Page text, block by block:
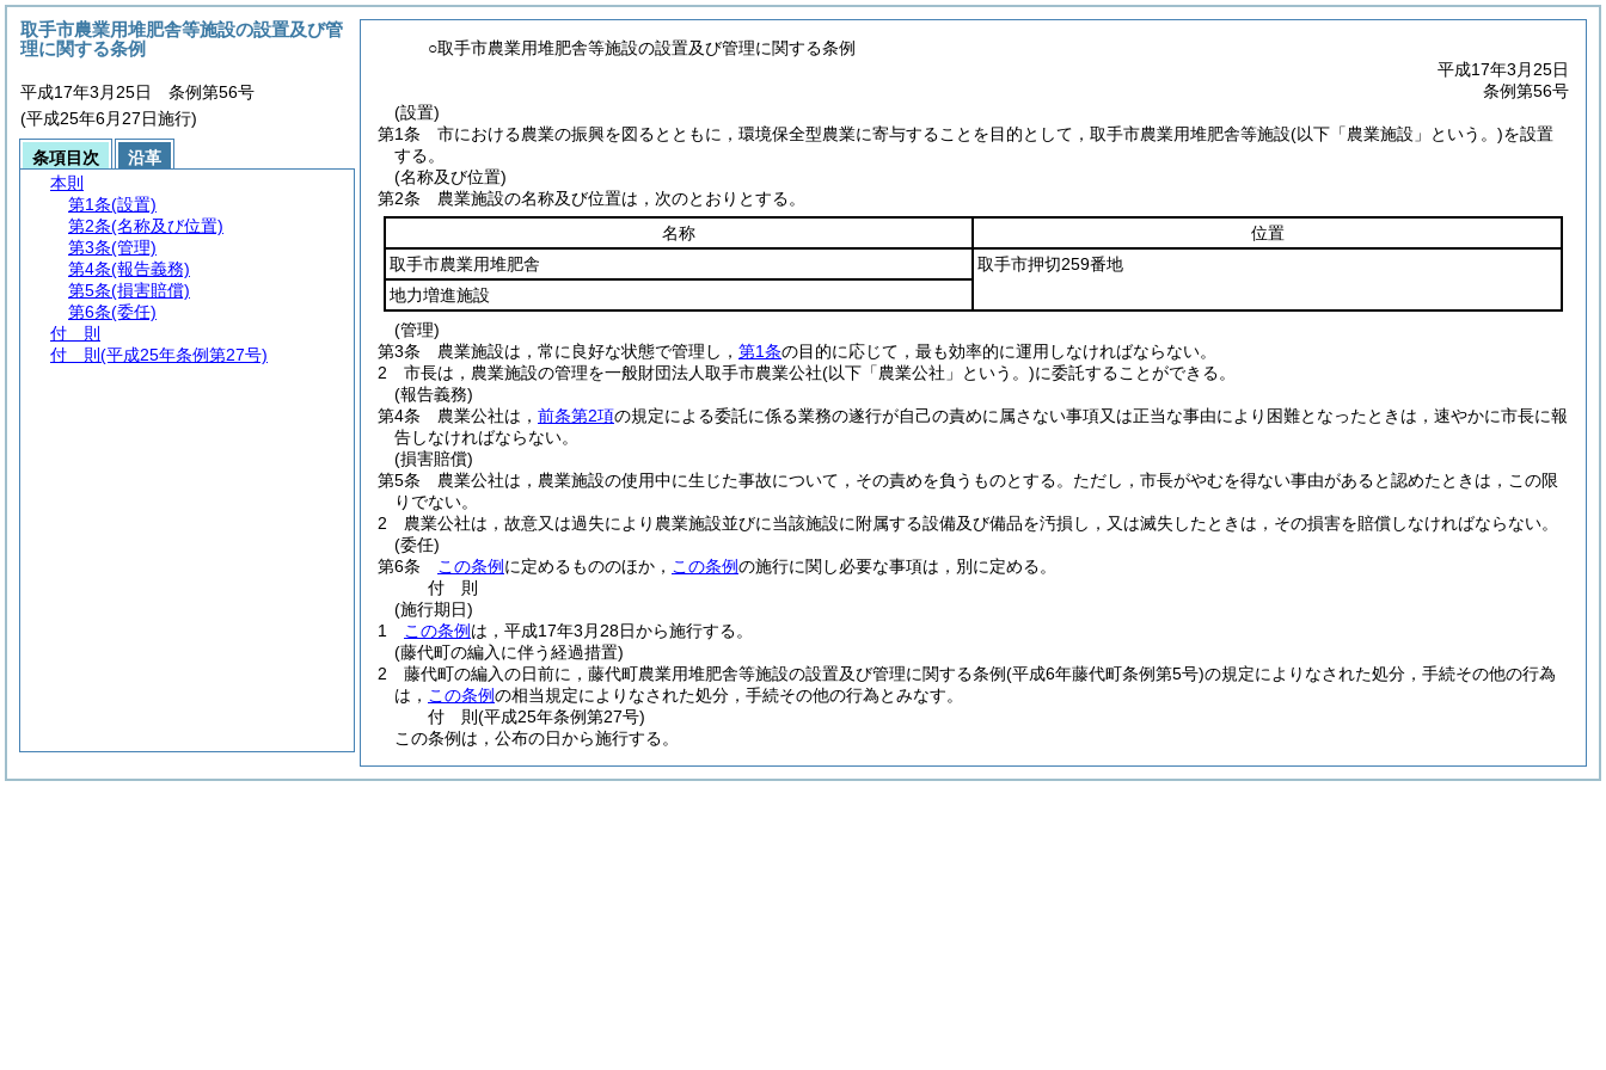
○取手市農業用堆肥舎等施設の設置及び管理に関する条例
平成17年3月25日
条例第56号
(設置)
第1条
市における農業の振興を図るとともに，環境保全型農業に寄与することを目的として，取手市農業用堆肥舎等施設(以下「農業施設」という。)を設置
する。
(名称及び位置)
第2条
農業施設の名称及び位置は，次のとおりとする。
名称
位置
取手市農業用堆肥舎
取手市押切259番地
地力増進施設
(管理)
第3条
農業施設は，常に良好な状態で管理し， 第1条の目的に応じて，最も効率的に運用しなければならない。
2
市長は，農業施設の管理を一般財団法人取手市農業公社(以下「農業公社」という。)に委託することができる。
(報告義務)
第4条
農業公社は， 前条第2項の規定による委託に係る業務の遂行が自己の責めに属さない事項又は正当な事由により困難となったときは，速やかに市長に報
告しなければならない。
(損害賠償)
第5条
農業公社は，農業施設の使用中に生じた事故について，その責めを負うものとする。 ただし，市長がやむを得ない事由があると認めたときは，この限
りでない。
2
農業公社は，故意又は過失により農業施設並びに当該施設に附属する設備及び備品を汚損し，又は滅失したときは，その損害を賠償しなければならない。
(委任)
第6条
この条例 に定めるもののほか， この条例の施行に関し必要な事項は，別に定める。
付 則
(施行期日)
1
この条例 は，平成17年3月28日から施行する。
(藤代町の編入に伴う経過措置)
2
藤代町の編入の日前に，藤代町農業用堆肥舎等施設の設置及び管理に関する条例(平成6年藤代町条例第5号)の規定によりなされた処分，手続その他の行為
は， この条例の相当規定によりなされた処分，手続その他の行為とみなす。
付 則(平成25年条例第27号)
この条例は，公布の日から施行する。
取手市農業用堆肥舎等施設の設置及び管
理に関する条例
平成17年3月25日 条例第56号
(平成25年6月27日施行)
条項目次
沿革
本則
第1条(設置)
第2条(名称及び位置)
第3条(管理)
第4条(報告義務)
第5条(損害賠償)
第6条(委任)
付 則
付 則 (平成25年条例第27号)